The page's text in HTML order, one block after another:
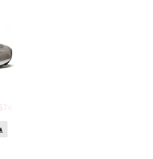
Grey White Silver